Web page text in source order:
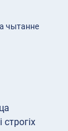
чытанне